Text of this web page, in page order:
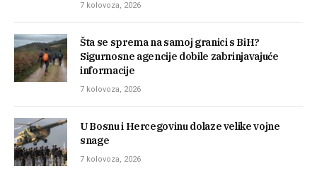
7 kolovoza, 2026
Šta se sprema na samoj granici s BiH?
Sigurnosne agencije dobile zabrinjavajuće
informacije
7 kolovoza, 2026
U Bosnu i Hercegovinu dolaze velike vojne
snage
7 kolovoza, 2026